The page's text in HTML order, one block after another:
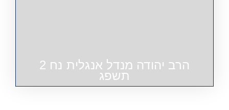
הרב יהודה מנדל אנגלית נח 2
תשפג